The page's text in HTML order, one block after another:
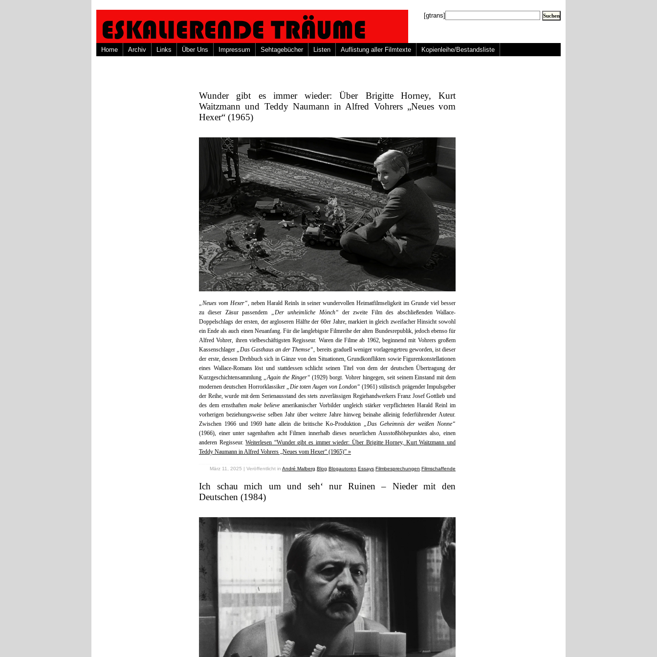
[gtrans]
Home Archiv Links Über Uns Impressum Sehtagebücher Listen Auflistung aller Filmtexte Kopienleihe/Bestandsliste
Wunder gibt es immer wieder: Über Brigitte Horney, Kurt
Waitzmann und Teddy Naumann in Alfred Vohrers „Neues vom
Hexer“ (1965)
„Neues vom Hexer“, neben Harald Reinls in seiner wundervollen Heimatfilmseligkeit im Grunde viel besser
zu dieser Zäsur passendem „Der unheimliche Mönch“ der zweite Film des abschließenden Wallace-
Doppelschlags der ersten, der argloseren Hälfte der 60er Jahre, markiert in gleich zweifacher Hinsicht sowohl
ein Ende als auch einen Neuanfang. Für die langlebigste Filmreihe der alten Bundesrepublik, jedoch ebenso für
Alfred Vohrer, ihren vielbeschäftigsten Regisseur. Waren die Filme ab 1962, beginnend mit Vohrers großem
Kassenschlager „Das Gasthaus an der Themse“, bereits graduell weniger vorlagengetreu geworden, ist dieser
der erste, dessen Drehbuch sich in Gänze von den Situationen, Grundkonflikten sowie Figurenkonstellationen
eines Wallace-Romans löst und stattdessen schlicht seinen Titel von dem der deutschen Übertragung der
Kurzgeschichtensammlung „Again the Ringer“ (1929) borgt. Vohrer hingegen, seit seinem Einstand mit dem
modernen deutschen Horrorklassiker „Die toten Augen von London“ (1961) stilistisch prägender Impulsgeber
der Reihe, wurde mit dem Serienausstand des stets zuverlässigen Regiehandwerkers Franz Josef Gottlieb und
des dem ernsthaften make believe amerikanischer Vorbilder ungleich stärker verpflichteten Harald Reinl im
vorherigen beziehungsweise selben Jahr über weitere Jahre hinweg beinahe alleinig federführender Auteur.
Zwischen 1966 und 1969 hatte allein die britische Ko-Produktion „Das Geheimnis der weißen Nonne“
(1966), einer unter sagenhaften acht Filmen innerhalb dieses neuerlichen Ausstoßhöhepunktes also, einen
anderen Regisseur.Weiterlesen “Wunder gibt es immer wieder: Über Brigitte Horney, Kurt Waitzmann und
Teddy Naumann in Alfred Vohrers „Neues vom Hexer“ (1965)” »
März 11, 2025 | Veröffentlicht in André Malberg Blog Blogautoren Essays Filmbesprechungen Filmschaffende
Ich schau mich um und seh‘ nur Ruinen – Nieder mit den
Deutschen (1984)